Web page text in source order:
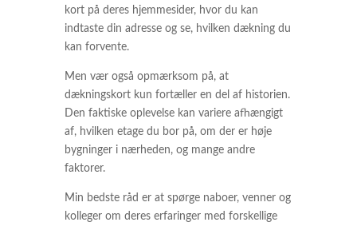
kort på deres hjemmesider, hvor du kan
indtaste din adresse og se, hvilken dækning du
kan forvente.
Men vær også opmærksom på, at
dækningskort kun fortæller en del af historien.
Den faktiske oplevelse kan variere afhængigt
af, hvilken etage du bor på, om der er høje
bygninger i nærheden, og mange andre
faktorer.
Min bedste råd er at spørge naboer, venner og
kolleger om deres erfaringer med forskellige